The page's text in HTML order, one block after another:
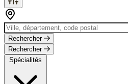
Rechercher
Rechercher
Spécialités